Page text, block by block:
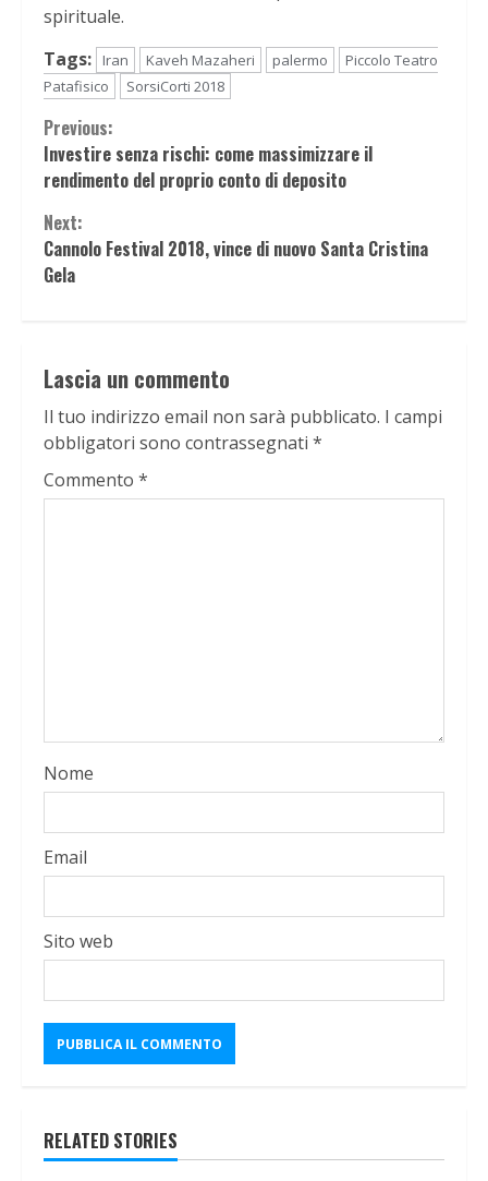
spirituale.
Tags:
Iran Kaveh Mazaheri palermo
Piccolo Teatro
Patafisico
SorsiCorti 2018
Continue
Reading
Previous:
Investire senza rischi: come massimizzare il
rendimento del proprio conto di deposito
Next:
Cannolo Festival 2018, vince di nuovo Santa Cristina
Gela
Lascia un commento
Il tuo indirizzo email non sarà pubblicato. I campi
obbligatori sono contrassegnati *
Commento *
Nome
Email
Sito web
RELATED STORIES